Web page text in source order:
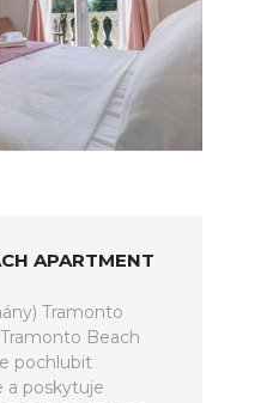
APARTMENT
Tramonto
Beach
pochlubit
a poskytuje